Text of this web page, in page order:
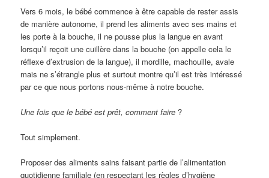
Vers 6 mois, le bébé commence à être capable de rester assis
de manière autonome, il prend les aliments avec ses mains et
les porte à la bouche, il ne pousse plus la langue en avant
lorsqu’il reçoit une cuillère dans la bouche (on appelle cela le
réflexe d’extrusion de la langue), il mordille, machouille, avale
mais ne s’étrangle plus et surtout montre qu’il est très intéressé
par ce que nous portons nous-même à notre bouche.
Une fois que le bébé est prêt, comment faire ?
Tout simplement.
Proposer des aliments sains faisant partie de l’alimentation
quotidienne familiale (en respectant les règles d’hygiène